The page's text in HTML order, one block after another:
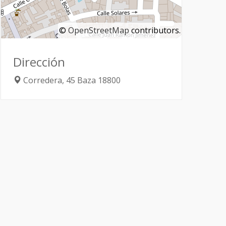
© OpenStreetMapcontributors.
Dirección
Corredera, 45 Baza 18800